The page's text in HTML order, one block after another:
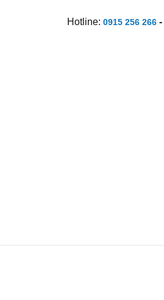
Hotline: 0915 256 266-